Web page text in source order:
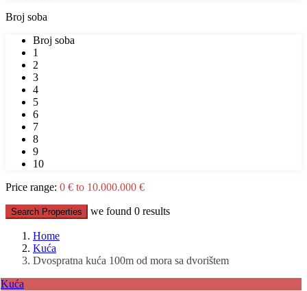
Broj soba
Broj soba
1
2
3
4
5
6
7
8
9
10
Price range: 0 € to 10.000.000 €
Search Properties we found 0 results
Home
Kuća
Dvospratna kuća 100m od mora sa dvorištem
Kuća